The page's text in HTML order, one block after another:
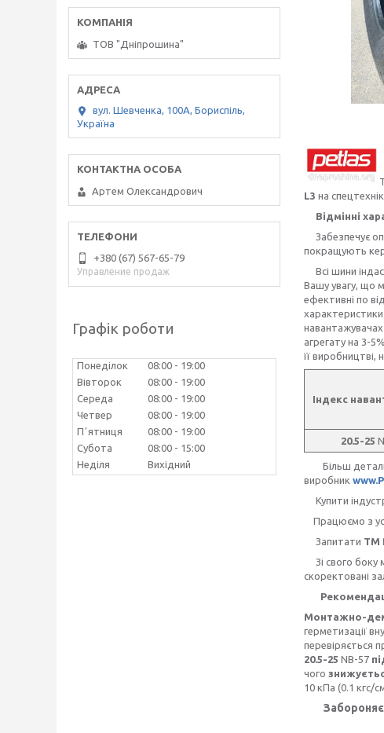
L3 на
Відмінні
Забезпечує
покращують
Всі шини
Вашу увагу, що
ефективні по
навантажувачах
агрегату на 3-
її
Індекс
20.5-25
Більш
виробник
Купити
Працюємо з
Запитати ТМ
Зі свого боку
скоректовані
Монтажно-
герметизації
перевіряється
20.5-25 NB-57
чого
10 кПа (0.1 кгс/
ТОВ "Дніпрошина"
вул. Шевченка, 100А, Бориспіль,
Україна
Артем Олександрович
+380 (67) 567-65-79
Управление продаж
Графік роботи
Понеділок 08:00
19:00
Вівторок
08:00
19:00
Середа
08:00
19:00
Четвер
08:00
19:00
Пʼятниця
08:00
19:00
Субота
08:00
15:00
Неділя
Вихідний